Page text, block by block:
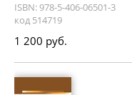
ISBN: 978-5-406-06501-3
код 514719
1 200 руб.